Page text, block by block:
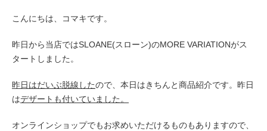
こんにちは、コマキです。
昨日から当店ではSLOANE(スローン)のMORE VARIATIONがス
タートしました。
昨日はだいぶ脱線したので、本日はきちんと商品紹介です。昨日
はデザートも付いていました。
オンラインショップでもお求めいただけるものもありますので、